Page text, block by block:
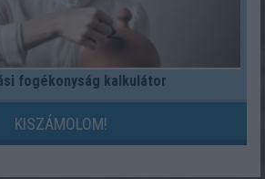
fogékonyság kalkulátor
KISZÁMOLOM!